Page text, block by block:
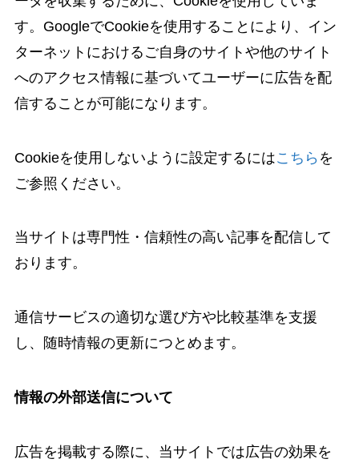
す。GoogleでCookieを使用することにより、イン
ターネットにおけるご自身のサイトや他のサイト
へのアクセス情報に基づいてユーザーに広告を配
信することが可能になります。
Cookieを使用しないように設定するにはこちら を
ご参照ください。
当サイトは専門性・信頼性の高い記事を配信して
おります。
通信サービスの適切な選び方や比較基準を支援
し、随時情報の更新につとめます。
情報の外部送信について
広告を掲載する際に、当サイトでは広告の効果を